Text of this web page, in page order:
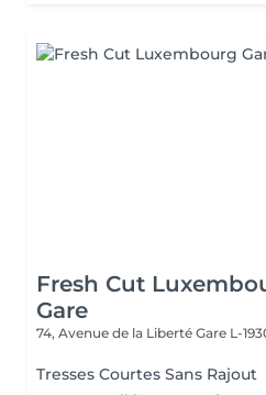
Fresh Cut
Gare
74, Avenue de la Liberté Gare L-
Tresses Courtes Sans Rajout